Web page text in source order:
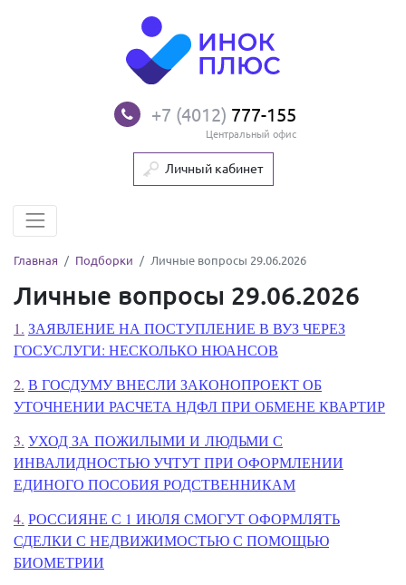
+7 (4012) 777-155
Центральный офис
Личный кабинет
Главная Подборки Личные вопросы 29.06.2026
Личные вопросы 29.06.2026
1. ЗАЯВЛЕНИЕ НА ПОСТУПЛЕНИЕ В ВУЗ ЧЕРЕЗ
ГОСУСЛУГИ: НЕСКОЛЬКО НЮАНСОВ
2. В ГОСДУМУ ВНЕСЛИ ЗАКОНОПРОЕКТ ОБ
УТОЧНЕНИИ РАСЧЕТА НДФЛ ПРИ ОБМЕНЕ КВАРТИР
3. УХОД ЗА ПОЖИЛЫМИ И ЛЮДЬМИ С
ИНВАЛИДНОСТЬЮ УЧТУТ ПРИ ОФОРМЛЕНИИ
ЕДИНОГО ПОСОБИЯ РОДСТВЕННИКАМ
4. РОССИЯНЕ С 1 ИЮЛЯ СМОГУТ ОФОРМЛЯТЬ
СДЕЛКИ С НЕДВИЖИМОСТЬЮ С ПОМОЩЬЮ
БИОМЕТРИИ